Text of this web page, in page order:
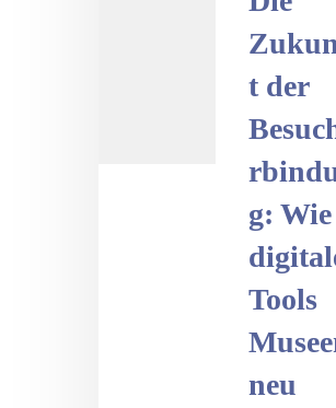
t der
g: Wie
Tools
neu